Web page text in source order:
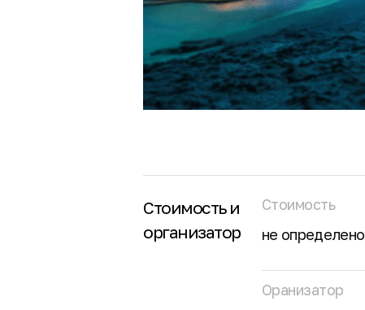
Стоимость и
организатор
Стоимость
не определено
Оранизатор